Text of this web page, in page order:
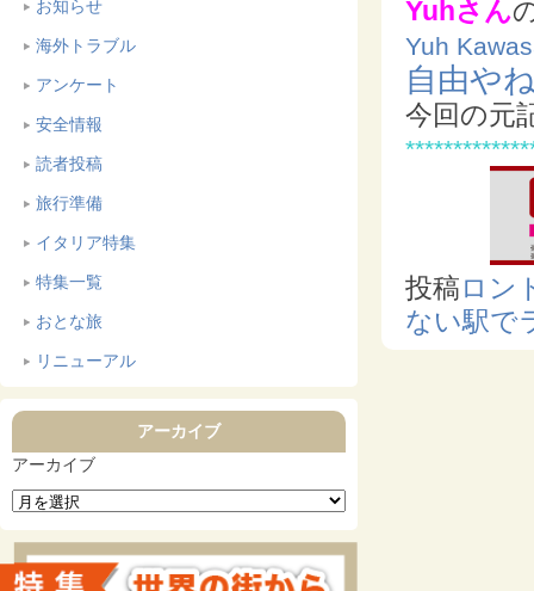
お知らせ
海外トラブル
アンケート
安全情報
読者投稿
旅行準備
イタリア特集
特集一覧
おとな旅
リニューアル
アーカイブ
アーカイブ
Yuhさん
Yuh
自由や
今回の元
投稿ロン
ない駅で